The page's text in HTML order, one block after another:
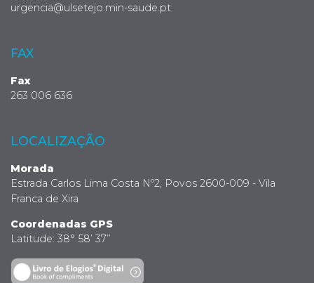
urgencia@ulsetejo.min-saude.pt
FAX
Fax
263 006 636
LOCALIZAÇÃO
Morada
Estrada Carlos Lima Costa Nº2, Povos 2600-009 - Vila
Franca de Xira
Coordenadas GPS
Latitude: 38° 58’ 37’’